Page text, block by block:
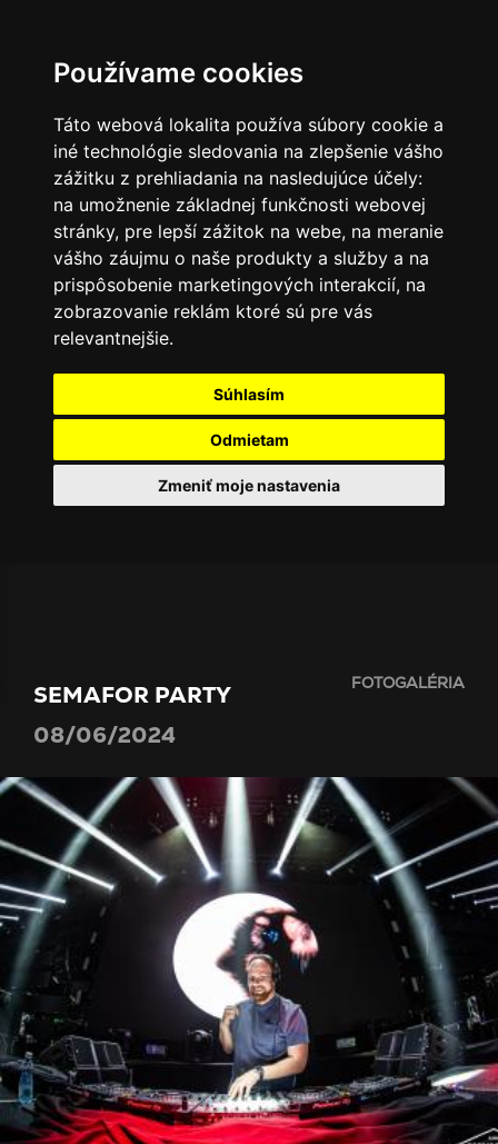
Používame cookies
Táto webová lokalita používa súbory cookie a
iné technológie sledovania na zlepšenie vášho
zážitku z prehliadania na nasledujúce účely:
na umožnenie základnej funkčnosti webovej
stránky, pre lepší zážitok na webe, na meranie
vášho záujmu o naše produkty a služby a na
prispôsobenie marketingových interakcií, na
zobrazovanie reklám ktoré sú pre vás
relevantnejšie.
Súhlasím
Odmietam
Zmeniť moje nastavenia
SEMAFOR PARTY
08/06/2024
FOTOGALÉRIA